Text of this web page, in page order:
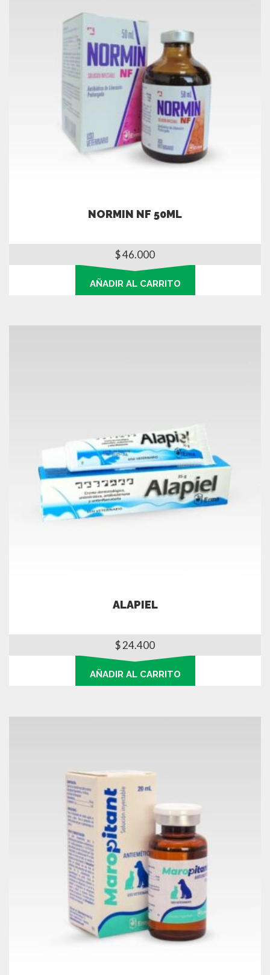
NORMIN NF 50ML
$46.000
AÑADIR AL CARRITO
ALAPIEL
$24.400
AÑADIR AL CARRITO